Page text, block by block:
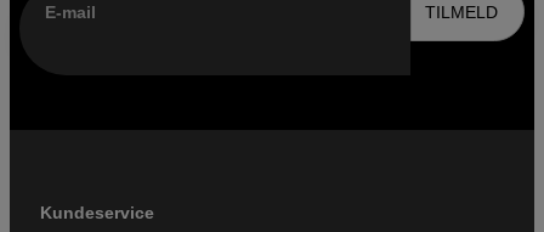
E-mail TILMELD
Kundeservice